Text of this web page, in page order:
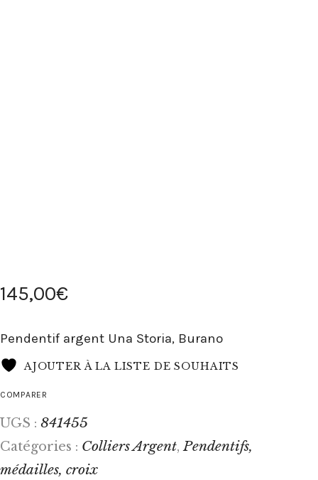
145,00€
Pendentif argent Una Storia, Burano
AJOUTER À LA LISTE DE SOUHAITS
COMPARER
UGS : 841455
Catégories : Colliers Argent,Pendentifs,
médailles, croix